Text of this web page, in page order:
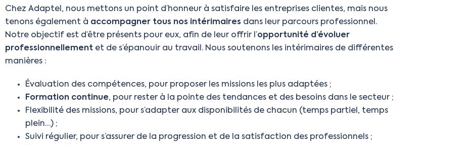
Chez Adaptel, nous mettons un point d’honneur à satisfaire les entreprises clientes, mais nous
tenons également à accompagner tous nos intérimaires dans leur parcours professionnel.
Notre objectif est d’être présents pour eux, afin de leur offrir l’opportunité d’évoluer
professionnellement et de s’épanouir au travail. Nous soutenons les intérimaires de différentes
manières :
Évaluation des compétences, pour proposer les missions les plus adaptées ;
Formation continue, pour rester à la pointe des tendances et des besoins dans le secteur ;
Flexibilité des missions, pour s’adapter aux disponibilités de chacun (temps partiel, temps
plein…) ;
Suivi régulier, pour s’assurer de la progression et de la satisfaction des professionnels ;